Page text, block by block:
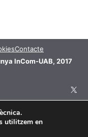
Contacte
InCom-UAB, 2017
X
a una llicència de
utilitzem en